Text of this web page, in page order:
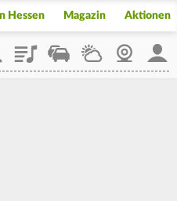
Hessen Magazin Aktionen
PlaylistStaupilotWetterWebcam